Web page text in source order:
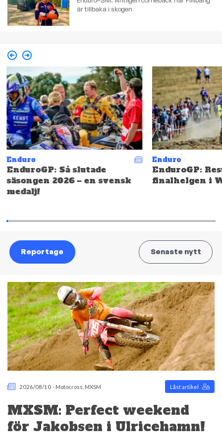
är tillbaka i skogen
Enduro
EnduroGP: Så slutade
säsongen 2026 – en svensk
medalj!
Enduro
EnduroGP:
finalhelgen i
Reportage Senaste nytt
2026/08/10 - Motocross MXSM Låst artikel
MXSM: Perfect weekend
för Jakobsen i Ulricehamn!